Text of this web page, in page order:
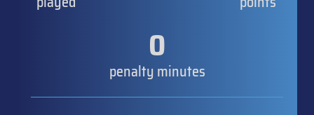
0
penalty minutes